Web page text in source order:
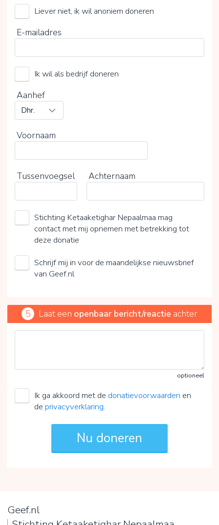
Kies je vrijwillige bijdrage
0%
Liever niet, ik wil anoniem doneren
E-mailadres
Ik wil als bedrijf doneren
Aanhef
Voornaam
Tussenvoegsel Achternaam
Stichting Ketaaketighar Nepaalmaa mag
contact met mij opnemen met betrekking tot
deze donatie
Schrijf mij in voor de maandelijkse nieuwsbrief
van Geef.nl
5 Laat een openbaar bericht/reactie achter
optioneel
Ik ga akkoord met de donatievoorwaarden en
de privacyverklaring.
Geef.nl